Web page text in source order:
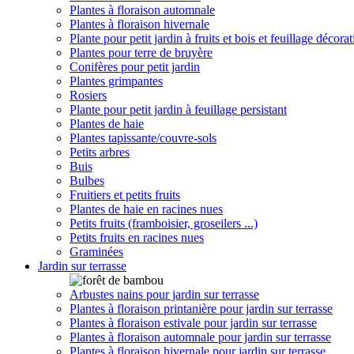
Plantes à floraison automnale
Plantes à floraison hivernale
Plante pour petit jardin à fruits et bois et feuillage
Plantes pour terre de bruyère
Conifères pour petit jardin
Plantes grimpantes
Rosiers
Plante pour petit jardin à feuillage persistant
Plantes de haie
Plantes tapissante/couvre-sols
Petits arbres
Buis
Bulbes
Fruitiers et petits fruits
Plantes de haie en racines nues
Petits fruits (framboisier, groseilers ...)
Petits fruits en racines nues
Graminées
Jardin sur terrasse
Arbustes nains pour jardin sur terrasse
Plantes à floraison printanière pour jardin sur terrasse
Plantes à floraison estivale pour jardin sur terrasse
Plantes à floraison automnale pour jardin sur terrasse
Plantes à floraison hivernale pour jardin sur terrasse